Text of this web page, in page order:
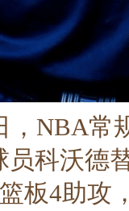
，NBA常
科沃德
板4助攻